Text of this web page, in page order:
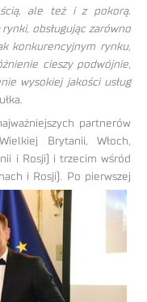
ale też i z pokorą.
obsługując zarówno
konkurencyjnym rynku,
cieszy podwójnie,
wysokiej jakości usług
partnerów
Brytanii, Włoch,
i Rosji) i trzecim wśród
i Rosji). Po pierwszej